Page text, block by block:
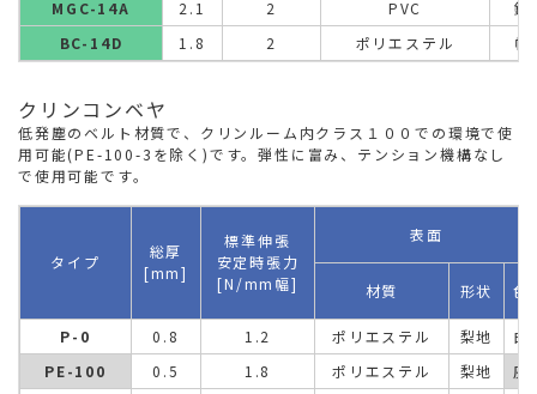
MGC-14A 2.1 2 PVC
鏡
BC-14D
1.8 2 ポリエステル 帆
クリンコンベヤ
低発塵のベルト材質で、クリンルーム内クラス１００での環境で使
用可能(PE-100-3を除く)です。弾性に富み、テンション機構なし
で使用可能です。
タイプ
総厚
[mm]
標準伸張
安定時張力
[N/mm幅]
表面
材質 形状 色
P-0 0.8 1.2 ポリエステル 梨地
白
PE-100
0.5 1.8 ポリエステル 梨地
灰